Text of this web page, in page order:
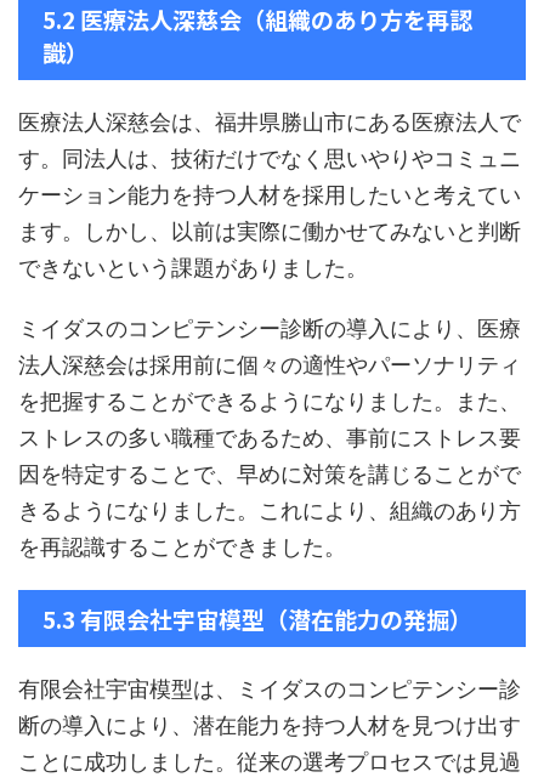
5.2 医療法人深慈会（組織のあり方を再認
識）
医療法人深慈会は、福井県勝山市にある医療法人で
す。同法人は、技術だけでなく思いやりやコミュニ
ケーション能力を持つ人材を採用したいと考えてい
ます。しかし、以前は実際に働かせてみないと判断
できないという課題がありました。
ミイダスのコンピテンシー診断の導入により、医療
法人深慈会は採用前に個々の適性やパーソナリティ
を把握することができるようになりました。また、
ストレスの多い職種であるため、事前にストレス要
因を特定することで、早めに対策を講じることがで
きるようになりました。これにより、組織のあり方
を再認識することができました。
5.3 有限会社宇宙模型（潜在能力の発掘）
有限会社宇宙模型は、ミイダスのコンピテンシー診
断の導入により、潜在能力を持つ人材を見つけ出す
ことに成功しました。従来の選考プロセスでは見過